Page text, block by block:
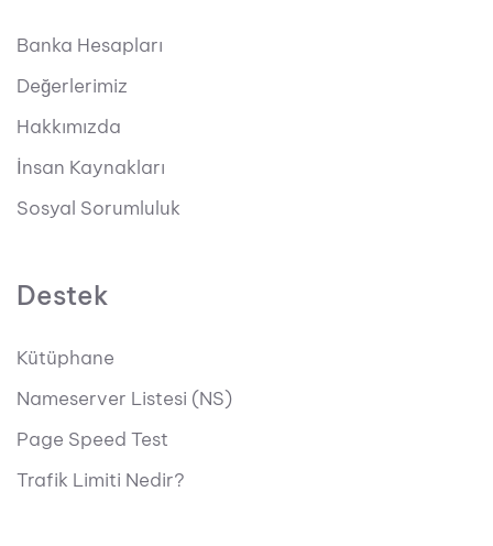
Banka Hesapları
Değerlerimiz
Hakkımızda
İnsan Kaynakları
Sosyal Sorumluluk
Destek
Kütüphane
Nameserver Listesi (NS)
Page Speed Test
Trafik Limiti Nedir?